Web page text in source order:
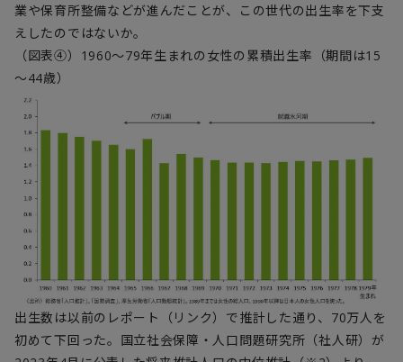
業や保育所整備などが進んだことが、この世代の出生率を下支
えしたのではないか。
（図表④）1960～79年生まれの女性の累積出生率（期間は15
～44歳）
出生数は以前のレポート（リンク）で推計した通り、70万人を
初めて下回った。国立社会保障・人口問題研究所（社人研）が